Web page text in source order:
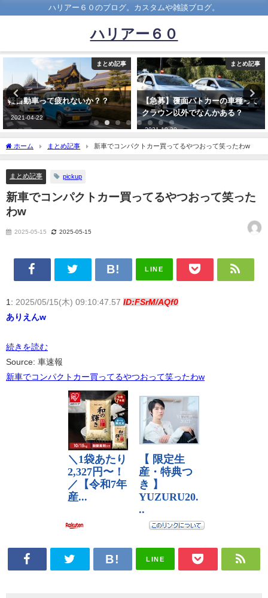
ハリアー６０のブログ。カスタムや雑談ブログ。
ハリアー６０
まとめ記事
【急募】覆面パトカーの車種って
クラウン以外でなんかある？
2021-10-30
まとめ記事
女の思う高級車「レクサス、ベン
ツ、ランクル」 男の思う高級車
←なに？
ホーム まとめ記事 新車でコンパクトカー買ってるやつおって笑ったわw
まとめ記事 pickup
新車でコンパクトカー買ってるやつおって笑った
わw
2025-05-15 2025-05-15
LINE
1: 2025/05/15(木) 09:10:47.57 ID:FSrM/AQf0
ありえんw
続きを読む
Source: 車速報
新車でコンパクトカー買ってるやつおって笑ったわw
LINE